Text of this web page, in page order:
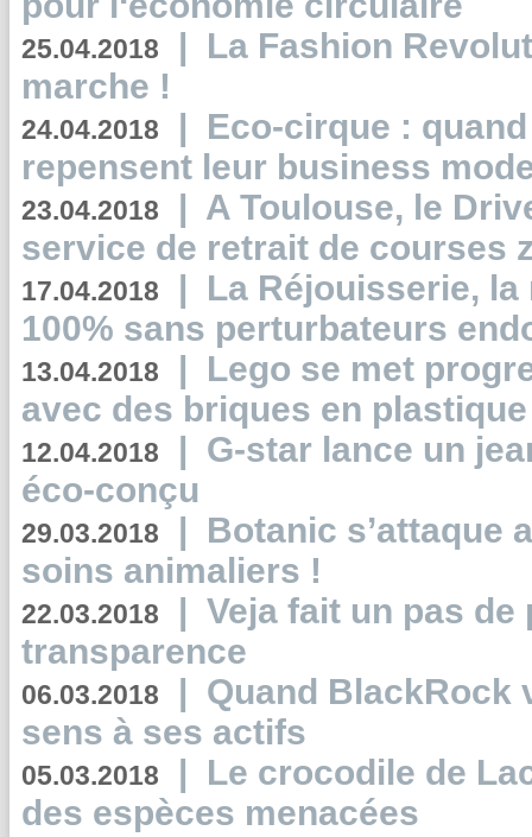
25.04.2018 | La Fashion
marche !
24.04.2018 | Eco-cirque :
repensent leur business
23.04.2018 | A Toulouse, le
service de retrait de courses
17.04.2018 | La Réjouisserie,
100% sans perturbateurs
13.04.2018 | Lego se met
avec des briques en
12.04.2018 | G-star lance un
éco-conçu
29.03.2018 | Botanic s’attaque
soins animaliers !
22.03.2018 | Veja fait un pas de
transparence
06.03.2018 | Quand BlackRock
sens à ses actifs
05.03.2018 | Le crocodile de
des espèces menacées